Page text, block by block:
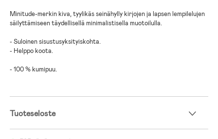
Minitude-merkin kiva, tyylikäs seinähylly kirjojen ja lapsen lempilelujen
säilyttämiseen täydellisellä minimalistisella muotoilulla.
- Suloinen sisustusyksityiskohta.
- Helppo koota.
- 100 % kumipuu.
Tuoteseloste